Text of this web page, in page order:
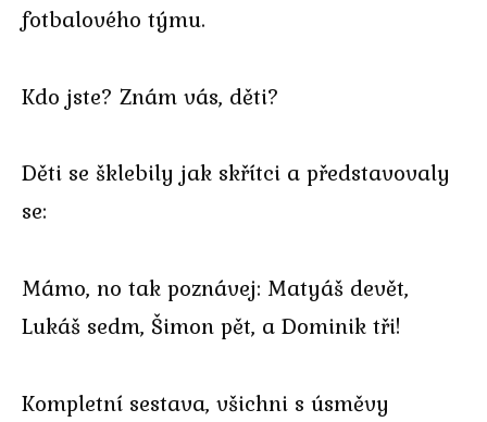
fotbalového týmu.
Kdo jste? Znám vás, děti?
Děti se šklebily jak skřítci a představovaly
se:
Mámo, no tak poznávej: Matyáš devět,
Lukáš sedm, Šimon pět, a Dominik tři!
Kompletní sestava, všichni s úsměvy